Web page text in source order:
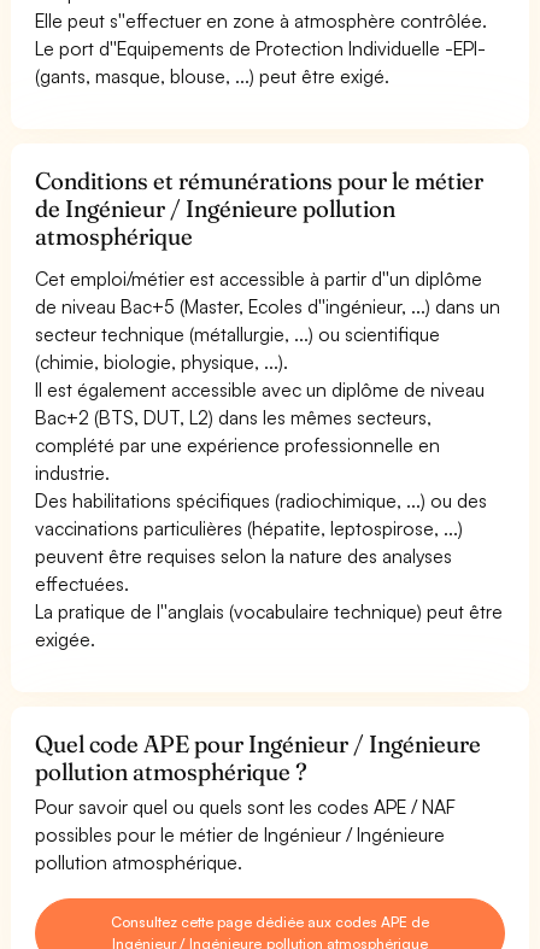
Elle peut s''effectuer en zone à atmosphère contrôlée.
Le port d''Equipements de Protection Individuelle -EPI-
(gants, masque, blouse, ...) peut être exigé.
Conditions et rémunérations pour le métier
de Ingénieur / Ingénieure pollution
atmosphérique
Cet emploi/métier est accessible à partir d''un diplôme
de niveau Bac+5 (Master, Ecoles d''ingénieur, ...) dans un
secteur technique (métallurgie, ...) ou scientifique
(chimie, biologie, physique, ...).
Il est également accessible avec un diplôme de niveau
Bac+2 (BTS, DUT, L2) dans les mêmes secteurs,
complété par une expérience professionnelle en
industrie.
Des habilitations spécifiques (radiochimique, ...) ou des
vaccinations particulières (hépatite, leptospirose, ...)
peuvent être requises selon la nature des analyses
effectuées.
La pratique de l''anglais (vocabulaire technique) peut être
exigée.
Quel code APE pour Ingénieur / Ingénieure
pollution atmosphérique ?
Pour savoir quel ou quels sont les codes APE / NAF
possibles pour le métier de Ingénieur / Ingénieure
pollution atmosphérique.
Consultez cette page dédiée aux codes APE de
Ingénieur / Ingénieure pollution atmosphérique